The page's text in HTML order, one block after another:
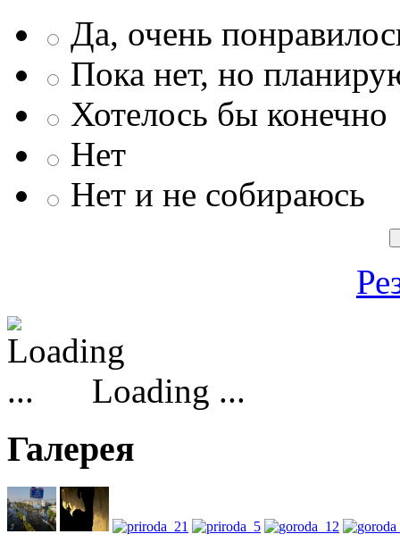
Да, очень
Пока нет, но
Хотелось бы конечно
Нет
Нет и не собираюсь
Loading ...
Галерея